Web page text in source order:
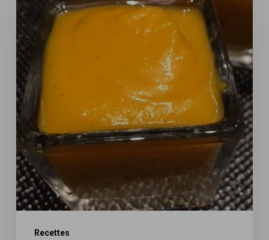
Recettes
butternut